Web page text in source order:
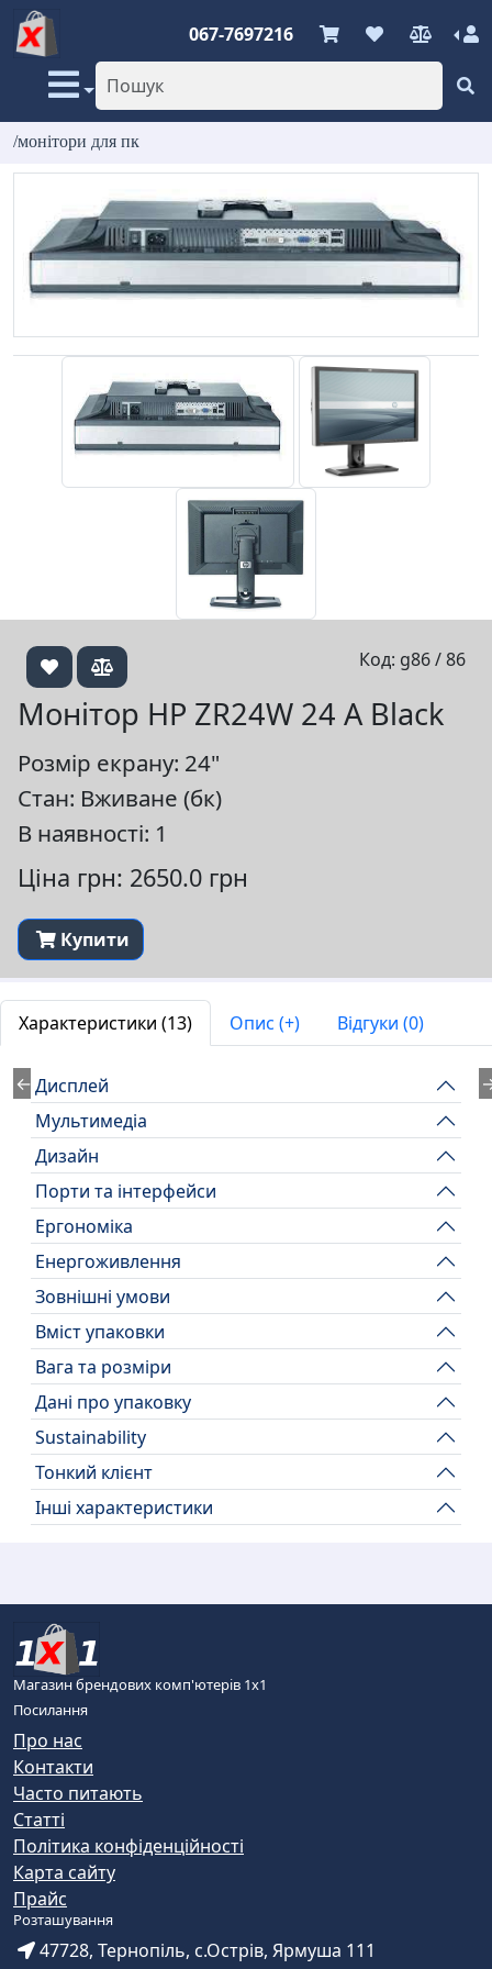
067-7697216
/монітори для пк
←
Код: g86 / 86
Монітор HP ZR24W 24 A Black
Розмір екрану: 24"
Стан: Вживане (бк)
В наявності: 1
Ціна грн: 2650.0 грн
Купити
Характеристики (13) Опис (+) Відгуки (0)
Дисплей
Мультимедіа
Дизайн
Порти та інтерфейси
Ергономіка
Енергоживлення
Зовнішні умови
Вміст упаковки
Вага та розміри
Дані про упаковку
Sustainability
Тонкий клієнт
Інші характеристики
Магазин брендових комп'ютерів 1х1
Посилання
Про нас
Контакти
Часто питають
Статті
Політика конфіденційності
Карта сайту
Прайс
Розташування
47728, Тернопіль, с.Острів, Ярмуша 111